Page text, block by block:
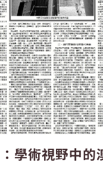
學術視野中的